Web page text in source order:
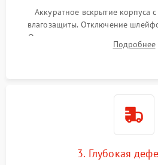
Аккуратное вскрытие корпуса
влагозащиты. Отключение
Очистка внутренних плат от
обработка германиевогоПодробнее
3. Глубокая